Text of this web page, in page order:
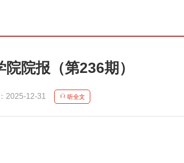
院报（第236期）
2025-12-31 听全文